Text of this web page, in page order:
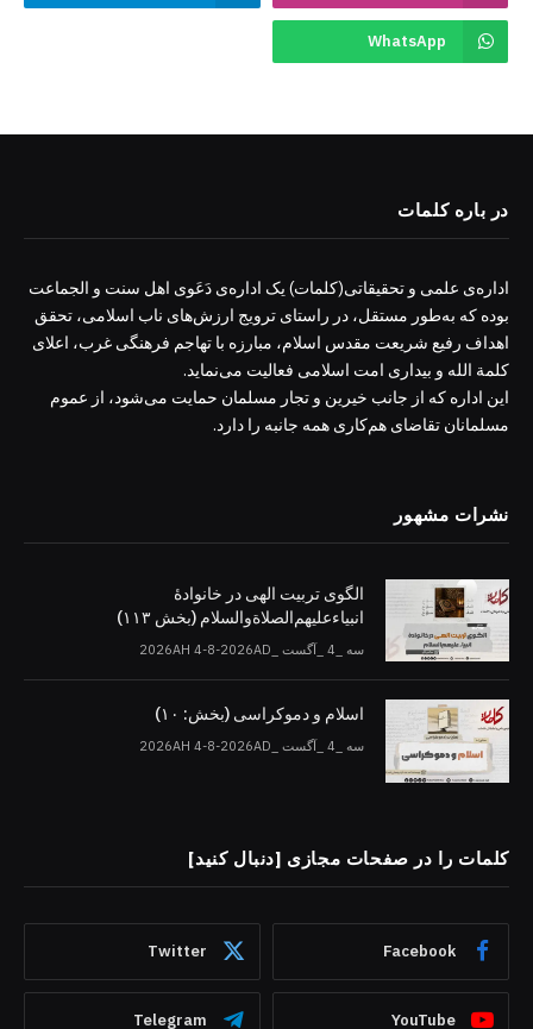
WhatsApp
در باره کلمات
اداره‌ی علمی و تحقیقاتی(کلمات) یک اداره‌ی دَعَوی اهل سنت و الجماعت
بوده که به‌طور مستقل، در راستای ترویج ارزش‌های ناب اسلامی، تحقق
اهداف رفیع شریعت مقدس اسلام، مبارزه با تهاجم فرهنگی غرب، اعلای
کلمة الله و بیداری امت اسلامی فعالیت می‌نماید.
این اداره که از جانب خیرین و تجار مسلمان حمایت می‌شود، از عموم
مسلمانان تقاضای هم‌کاری همه جانبه را دارد.
نشرات مشهور
الگوی تربیت الهی در خانوادۀ
انبیاءعلیهم‌الصلاةو‌السلام (بخش ۱۱۳)
سه _4 _آگست _2026AH 4-8-2026AD
اسلام و دموکراسی (بخش: ۱۰)
سه _4 _آگست _2026AH 4-8-2026AD
کلمات را در صفحات مجازی [دنبال کنید]
Facebook
Twitter
YouTube
Telegram